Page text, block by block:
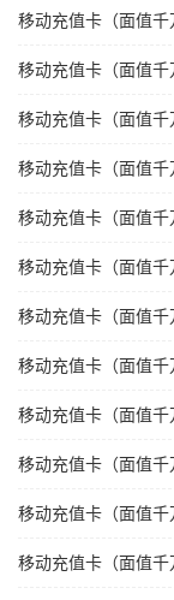
移动充值卡（面值
移动充值卡（面值
移动充值卡（面值
移动充值卡（面值
移动充值卡（面值
移动充值卡（面值
移动充值卡（面值
移动充值卡（面值
移动充值卡（面值
移动充值卡（面值
移动充值卡（面值
移动充值卡（面值